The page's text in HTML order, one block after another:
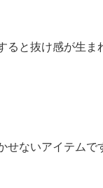
ると抜け感が生ま
せないアイテムで